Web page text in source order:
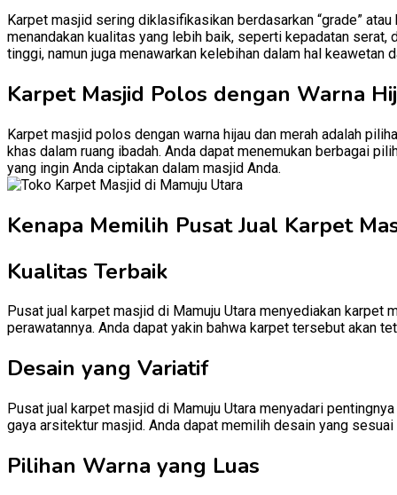
Karpet masjid sering diklasifikasikan berdasarkan “grade”
menandakan kualitas yang lebih baik, seperti kepadatan
tinggi, namun juga menawarkan kelebihan dalam hal keawetan
Karpet Masjid Polos dengan Warna
Karpet masjid polos dengan warna hijau dan merah adalah
khas dalam ruang ibadah. Anda dapat menemukan berbagai
yang ingin Anda ciptakan dalam masjid Anda.
Kenapa Memilih Pusat Jual Karpet
Kualitas Terbaik
Pusat jual karpet masjid di Mamuju Utara menyediakan karpet
perawatannya. Anda dapat yakin bahwa karpet tersebut akan
Desain yang Variatif
Pusat jual karpet masjid di Mamuju Utara menyadari
gaya arsitektur masjid. Anda dapat memilih desain yang
Pilihan Warna yang Luas